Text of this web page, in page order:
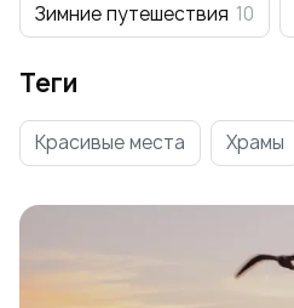
Зимние путешествия 10
Теги
Красивые места Храмы